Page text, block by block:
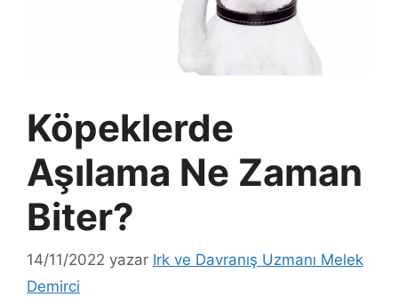
Köpeklerde
Aşılama Ne Zaman
Biter?
14/11/2022 yazar Irk ve Davranış Uzmanı Melek
Demirci